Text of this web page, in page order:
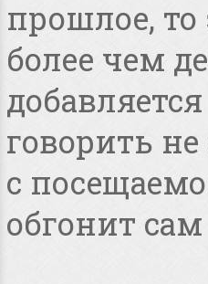
прошлое, то
более чем
говорить
с
обгонит